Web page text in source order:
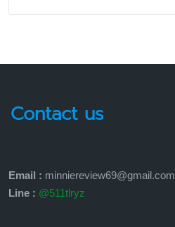
Contact us
Email : minniereview69@gmail.com
Line : @511tlryz